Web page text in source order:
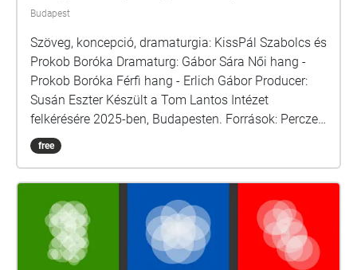
Budapest
Szöveg, koncepció, dramaturgia: KissPál Szabolcs és
Prokob Boróka Dramaturg: Gábor Sára Női hang -
Prokob Boróka Férfi hang - Erlich Gábor Producer:
Susán Eszter Készült a Tom Lantos Intézet
felkérésére 2025-ben, Budapesten. Források: Perczel
Anna: Védtelen örökség / Randolph L. Braham: A
népirtás politikája / Ungvári Krisztián-Tabajdi Gábor
Budapest, szerkesztő: Komoróczy Géza / Dr. Ságvári
Ágnes: Let us remember the victims\_Holocaust of
the Jewish community in Budapest\_1994 / Magyar
Zsidó Múzeum és Levéltár / Veszprémy László
free